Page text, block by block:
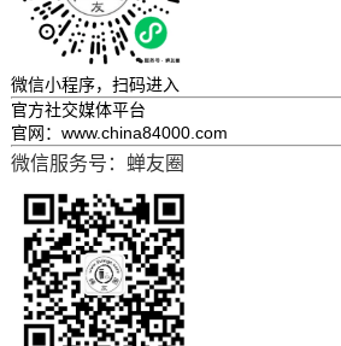
微信小程序， 扫码进入
官方社交媒体平台
官网：www.china84000.com
微信服务号：蝉友圈